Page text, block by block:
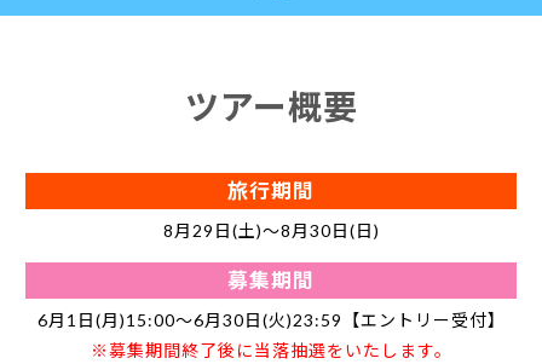
ツアー概要
旅行期間
8月29日(土)～8月30日(日)
募集期間
6月1日(月)15:00～6月30日(火)23:59【エントリー受付】
※募集期間終了後に当落抽選をいたします。